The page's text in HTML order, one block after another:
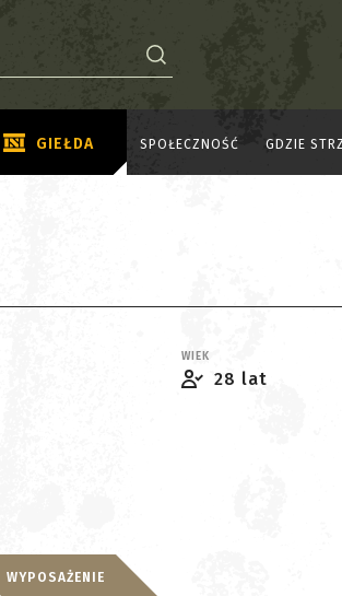
GIEŁDA SPOŁECZNOŚĆ GDZIE
WIEK
28 lat
WYPOSAŻENIE